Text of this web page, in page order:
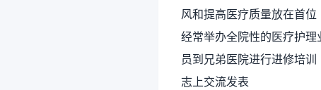
风和提高医疗质量放在首
经常举办全院性的医疗护
员到兄弟医院进行进修培
志上交流发表